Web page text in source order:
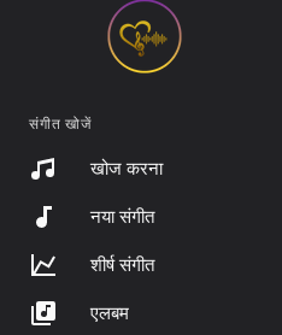
संगीत खोजें
खोज करना
नया संगीत
शीर्ष संगीत
एलबम